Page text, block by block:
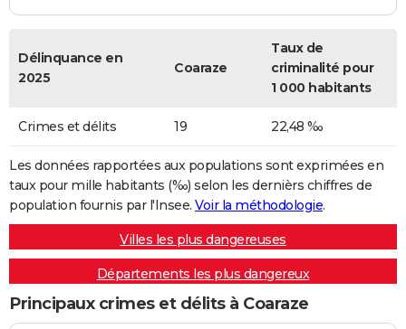
Délinquance en
2025
Coaraze
Taux de
criminalité pour
1 000 habitants
Crimes et délits 19 22,48 ‰
Les données rapportées aux populations sont exprimées en
taux pour mille habitants (‰) selon les dernièrs chiffres de
population fournis par l'Insee. Voir la méthodologie.
Villes les plus dangereuses
Départements les plus dangereux
Principaux crimes et délits à Coaraze